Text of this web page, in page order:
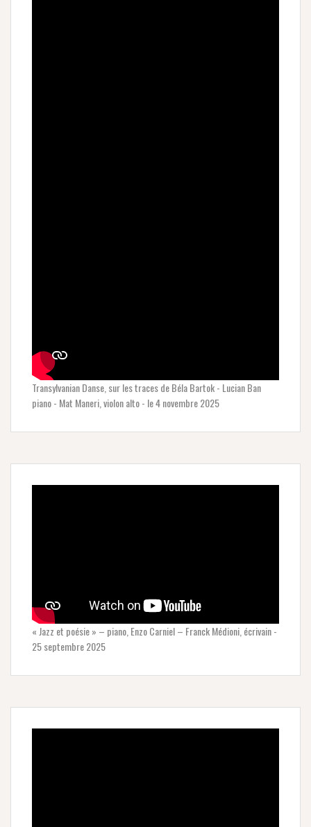
Transylvanian Danse, sur les traces de Béla Bartok - Lucian Ban
piano - Mat Maneri, violon alto - le 4 novembre 2025
« Jazz et poésie » – piano, Enzo Carniel – Franck Médioni, écrivain -
25 septembre 2025